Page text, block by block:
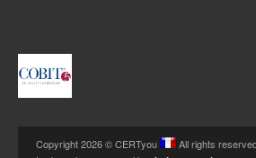
Copyright 2026 © CERTyou
All rights